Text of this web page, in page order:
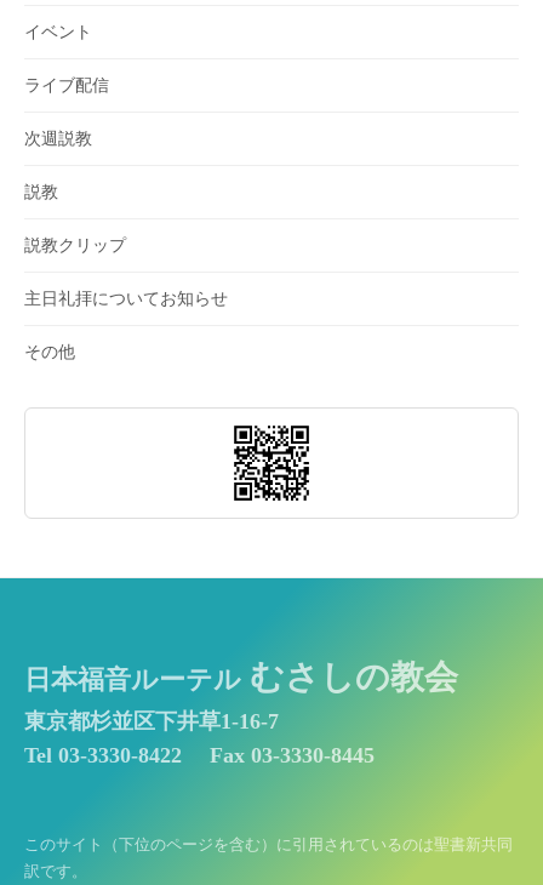
イベント
ライブ配信
次週説教
説教
説教クリップ
主日礼拝についてお知らせ
その他
日本福音ルーテル むさしの教会
東京都杉並区下井草1-16-7
Tel 03-3330-8422
Fax 03-3330-8445
このサイト（下位のページを含む）に引用されているのは聖書新共同
訳です。